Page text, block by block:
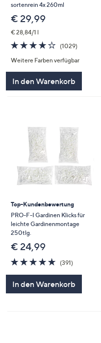
sortenrein 4x 260ml
€ 29,99
€ 28,84/1 l
3.8
von
5
(1029)
Weitere Farben verfügbar
In den Warenkorb
Top-Kundenbewertung
PRO-F-I Gardinen Klicks für
leichte Gardinenmontage
250tlg.
€ 24,99
4.7
von
(391)
In den Warenkorb